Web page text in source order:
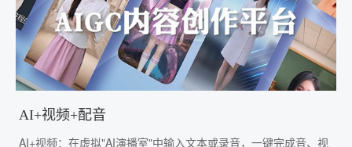
AI+视频+配音
AI+视频：在虚拟"AI演播室"中输入文本或录音，一键完成音、视